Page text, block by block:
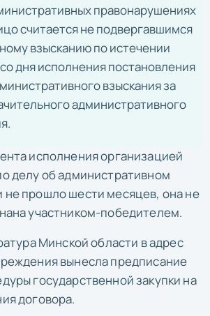
правонарушениях
считается не подвергавшимся
взысканию по истечении
дня исполнения постановления
взыскания за
административного
исполнения организацией
делу об административном
не прошло шести месяцев, она не
участником-победителем.
Минской области в адрес
вынесла предписание
государственной закупки на
договора.